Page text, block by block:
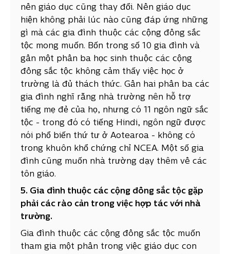
nền giáo dục cũng thay đổi. Nền giáo dục
hiện không phải lúc nào cũng đáp ứng những
gì mà các gia đình thuộc các cộng đồng sắc
tộc mong muốn. Bốn trong số 10 gia đình và
gần một phần ba học sinh thuộc các cộng
đồng sắc tộc không cảm thấy việc học ở
trường là đủ thách thức. Gần hai phần ba các
gia đình nghĩ rằng nhà trường nên hỗ trợ
tiếng mẹ đẻ của họ, nhưng có 11 ngôn ngữ sắc
tộc - trong đó có tiếng Hindi, ngôn ngữ được
nói phổ biến thứ tư ở Aotearoa - không có
trong khuôn khổ chứng chỉ NCEA. Một số gia
đình cũng muốn nhà trường dạy thêm về các
tôn giáo.
5. Gia đình thuộc các cộng đồng sắc tộc gặp
phải các rào cản trong việc hợp tác với nhà
trường.
Gia đình thuộc các cộng đồng sắc tộc muốn
tham gia một phần trong việc giáo dục con